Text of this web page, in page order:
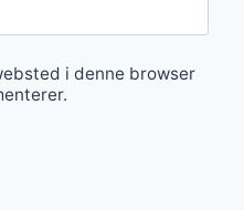
i denne browser